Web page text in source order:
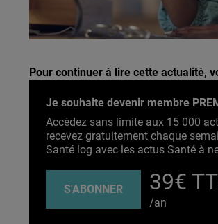
Pour continuer à lire cette actualité,
Je souhaite devenir membre
Accèdez sans limite aux 15 000
recevez gratuitement chaque
Santé log avec les actus Santé à
S'ABONNER 39€
/an